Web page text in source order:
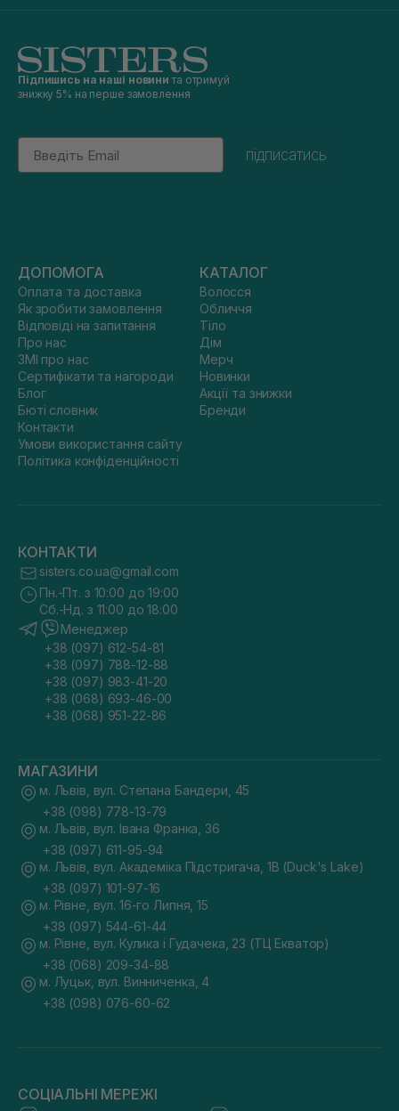
Підпишись на наші новини та отримуй
знижку 5% на перше замовлення
Email
підписатись
ДОПОМОГА
Оплата та доставка
Як зробити замовлення
Відповіді на запитання
Про нас
ЗМІ про нас
Сертифікати та нагороди
Блог
Бюті словник
Контакти
Умови використання сайту
Політика конфіденційності
КАТАЛОГ
Волосся
Обличчя
Тіло
Дім
Мерч
Новинки
Акції та знижки
Бренди
КОНТАКТИ
sisters.co.ua@gmail.com
Пн.-Пт. з 10:00 до 19:00
Сб.-Нд. з 11:00 до 18:00
Менеджер
+38 (097) 612-54-81
+38 (097) 788-12-88
+38 (097) 983-41-20
+38 (068) 693-46-00
+38 (068) 951-22-86
МАГАЗИНИ
м. Львів, вул. Степана Бандери, 45
+38 (098) 778-13-79
м. Львів, вул. Івана Франка, 36
+38 (097) 611-95-94
м. Львів, вул. Академіка Підстригача, 1В (Duck's Lake)
+38 (097) 101-97-16
м. Рівне, вул. 16-го Липня, 15
+38 (097) 544-61-44
м. Рівне, вул. Кулика і Гудачека, 23 (ТЦ Екватор)
+38 (068) 209-34-88
м. Луцьк, вул. Винниченка, 4
+38 (098) 076-60-62
СОЦІАЛЬНІ МЕРЕЖІ